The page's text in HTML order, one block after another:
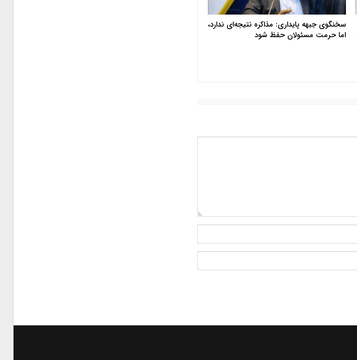
سخنگوی جبهه پایداری: مذاکره نتیجه‌ای ندارد،
اما حرمت مسئولان حفظ شود